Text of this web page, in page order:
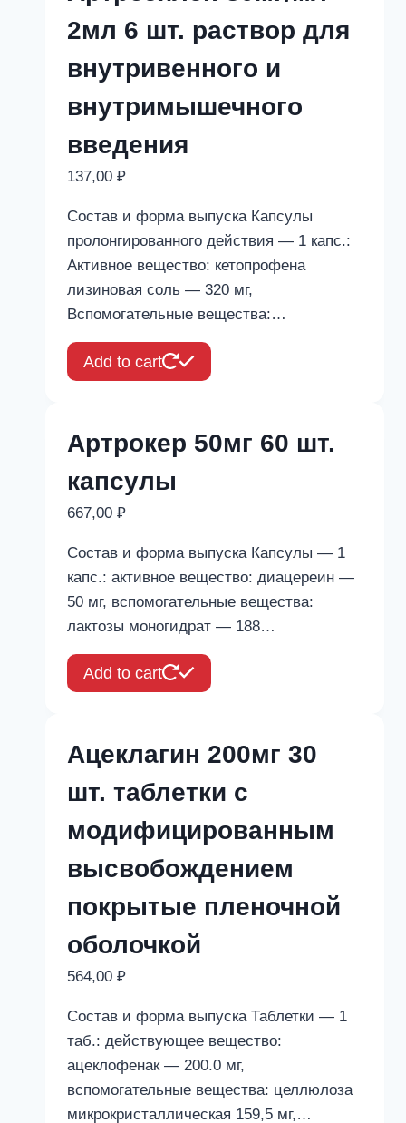
2мл 6 шт. раствор для
внутривенного и
внутримышечного
введения
137,00 ₽
Состав и форма выпуска Капсулы
пролонгированного действия — 1 капс.:
Активное вещество: кетопрофена
лизиновая соль — 320 мг,
Вспомогательные вещества:…
Add to cart
Артрокер 50мг 60 шт.
капсулы
667,00 ₽
Состав и форма выпуска Капсулы — 1
капс.: активное вещество: диацереин —
50 мг, вспомогательные вещества:
лактозы моногидрат — 188…
Add to cart
Ацеклагин 200мг 30
шт. таблетки с
модифицированным
высвобождением
покрытые пленочной
оболочкой
564,00 ₽
Состав и форма выпуска Таблетки — 1
таб.: действующее вещество:
ацеклофенак — 200.0 мг,
вспомогательные вещества: целлюлоза
микрокристаллическая 159,5 мг,…